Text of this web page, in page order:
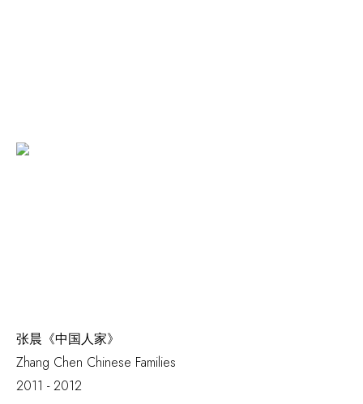
张晨《中国人家》
Zhang Chen Chinese Families
2011 - 2012